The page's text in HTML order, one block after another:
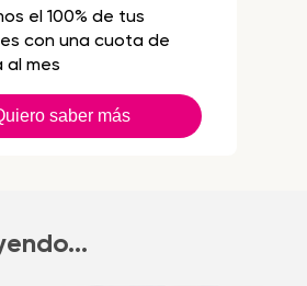
el 100% de tus
con una cuota de
al mes
saber más